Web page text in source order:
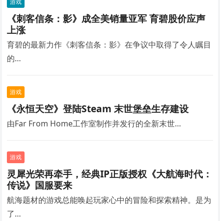
游戏
《刺客信条：影》成全美销量亚军 育碧股价应声
上涨
育碧的最新力作《刺客信条：影》在争议中取得了令人瞩目
的…
游戏
《永恒天空》登陆Steam 末世堡垒生存建设
由Far From Home工作室制作并发行的全新末世…
游戏
灵犀光荣再牵手，经典IP正版授权《大航海时代：
传说》国服要来
航海题材的游戏总能唤起玩家心中的冒险和探索精神。是为
了…